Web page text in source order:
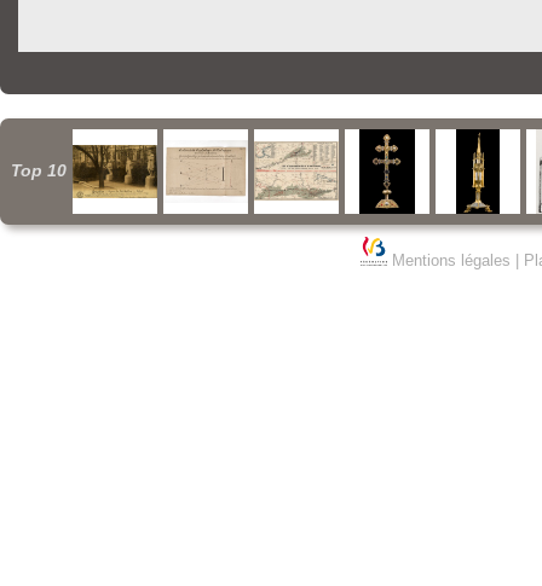
Top 10
Mentions légales